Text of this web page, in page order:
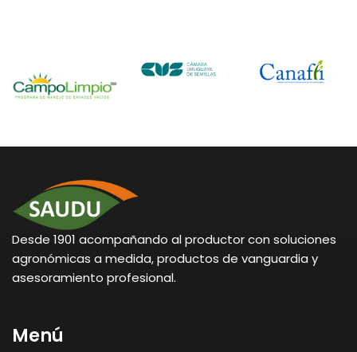
Desde 1901 acompañando al productor con soluciones
agronómicas a medida, productos de vanguardia y
asesoramiento profesional.
Menú